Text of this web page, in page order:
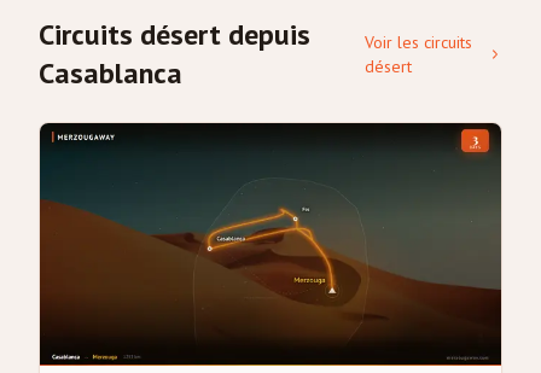
Circuits désert depuis
Casablanca
Voir les circuits
désert